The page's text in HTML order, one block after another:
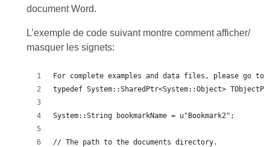
document Word.
L’exemple de code suivant montre comment afficher/
masquer les signets:
For complete examples and data files, please go to
typedef System::SharedPtr<System::Object>
System::String bookmarkName = u"Bookmark2";
// The path to the documents directory.